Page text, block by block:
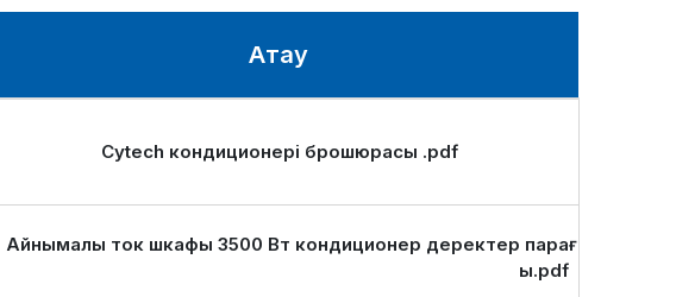
Атау
Cytech кондиционері брошюрасы .pdf
Айнымалы ток шкафы 3500 Вт кондиционер деректер парағ
ы.pdf